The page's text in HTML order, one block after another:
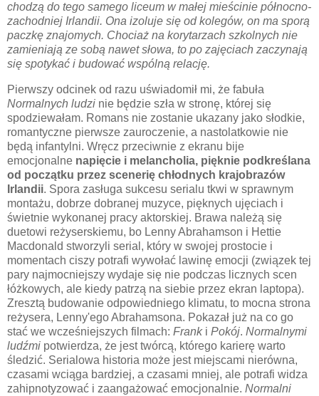
chodzą do tego samego liceum w małej mieścinie północno-
zachodniej Irlandii. Ona izoluje się od kolegów, on ma sporą
paczkę znajomych. Chociaż na korytarzach szkolnych nie
zamieniają ze sobą nawet słowa, to po zajęciach zaczynają
się spotykać i budować wspólną relację.
Pierwszy odcinek od razu uświadomił mi, że fabuła
Normalnych ludzi nie będzie szła w stronę, której się
spodziewałam. Romans nie zostanie ukazany jako słodkie,
romantyczne pierwsze zauroczenie, a nastolatkowie nie
będą infantylni. Wręcz przeciwnie z ekranu bije
emocjonalne napięcie i melancholia, pięknie podkreślana
od początku przez scenerię chłodnych krajobrazów
Irlandii. Spora zasługa sukcesu serialu tkwi w sprawnym
montażu, dobrze dobranej muzyce, pięknych ujęciach i
świetnie wykonanej pracy aktorskiej. Brawa należą się
duetowi reżyserskiemu, bo Lenny Abrahamson i Hettie
Macdonald stworzyli serial, który w swojej prostocie i
momentach ciszy potrafi wywołać lawinę emocji (związek tej
pary najmocniejszy wydaje się nie podczas licznych scen
łóżkowych, ale kiedy patrzą na siebie przez ekran laptopa).
Zresztą budowanie odpowiedniego klimatu, to mocna strona
reżysera, Lenny'ego Abrahamsona. Pokazał już na co go
stać we wcześniejszych filmach: Franki Pokój. Normalnymi
ludźmi potwierdza, że jest twórcą, którego karierę warto
śledzić. Serialowa historia może jest miejscami nierówna,
czasami wciąga bardziej, a czasami mniej, ale potrafi widza
zahipnotyzować i zaangażować emocjonalnie. Normalni